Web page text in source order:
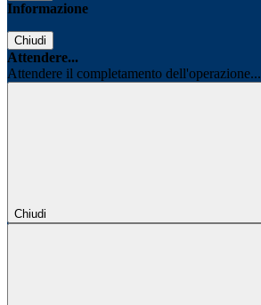
Informazione
Chiudi
Attendere...
Attendere il completamento dell'operazione...
Chiudi